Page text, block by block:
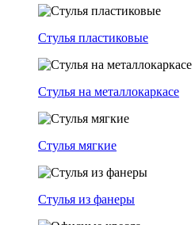
Стулья пластиковые
Стулья на металлокаркасе
Стулья мягкие
Стулья из фанеры